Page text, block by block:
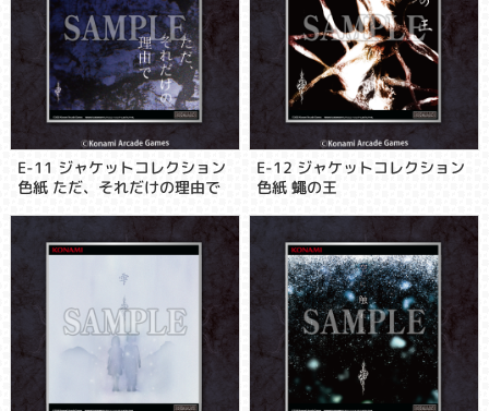
E-11 ジャケットコレクション
色紙 ただ、それだけの理由で
E-12 ジャケットコレクション
色紙 蠅の王